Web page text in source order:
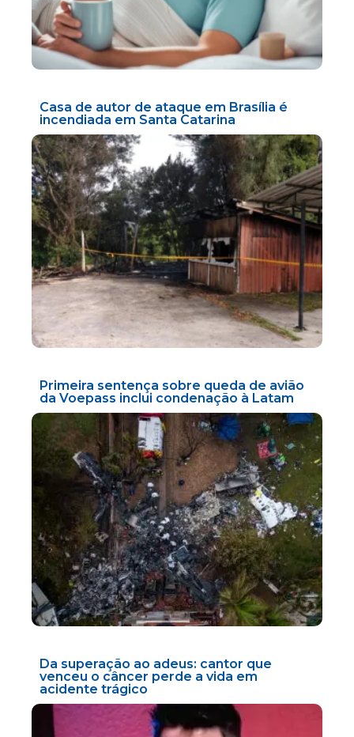
Casa de autor de ataque em Brasília é
incendiada em Santa Catarina
Primeira sentença sobre queda de avião
da Voepass inclui condenação à Latam
Da superação ao adeus: cantor que
venceu o câncer perde a vida em
acidente trágico